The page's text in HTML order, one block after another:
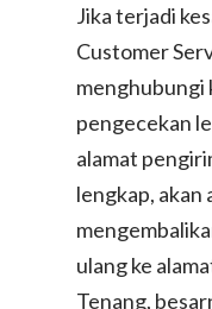
Jika terjadi
Customer
menghubungi
pengecekan
alamat
lengkap, akan
ulang ke
Tenang,